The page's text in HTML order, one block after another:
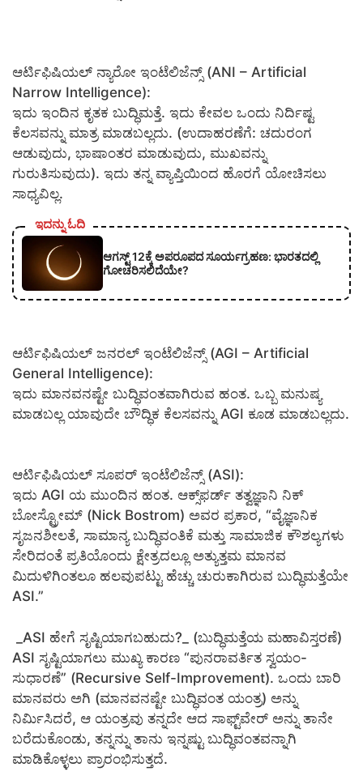
ಆರ್ಟಿಫಿಷಿಯಲ್ ನ್ಯಾರೋ ಇಂಟೆಲಿಜೆನ್ಸ್ (ANI – Artificial
Narrow Intelligence):
ಇದು ಇಂದಿನ ಕೃತಕ ಬುದ್ಧಿಮತ್ತೆ. ಇದು ಕೇವಲ ಒಂದು ನಿರ್ದಿಷ್ಟ
ಕೆಲಸವನ್ನು ಮಾತ್ರ ಮಾಡಬಲ್ಲದು. (ಉದಾಹರಣೆಗೆ: ಚದುರಂಗ
ಆಡುವುದು, ಭಾಷಾಂತರ ಮಾಡುವುದು, ಮುಖವನ್ನು
ಗುರುತಿಸುವುದು). ಇದು ತನ್ನ ವ್ಯಾಪ್ತಿಯಿಂದ ಹೊರಗೆ ಯೋಚಿಸಲು
ಸಾಧ್ಯವಿಲ್ಲ.
ಇದನ್ನು ಓದಿ
ಆಗಸ್ಟ್ 12ಕ್ಕೆ ಅಪರೂಪದ ಸೂರ್ಯಗ್ರಹಣ: ಭಾರತದಲ್ಲಿ
ಗೋಚರಿಸಲಿದೆಯೇ?
ಆರ್ಟಿಫಿಷಿಯಲ್ ಜನರಲ್ ಇಂಟೆಲಿಜೆನ್ಸ್ (AGI – Artificial
General Intelligence):
ಇದು ಮಾನವನಷ್ಟೇ ಬುದ್ಧಿವಂತವಾಗಿರುವ ಹಂತ. ಒಬ್ಬ ಮನುಷ್ಯ
ಮಾಡಬಲ್ಲ ಯಾವುದೇ ಬೌದ್ಧಿಕ ಕೆಲಸವನ್ನು AGI ಕೂಡ ಮಾಡಬಲ್ಲದು.
ಆರ್ಟಿಫಿಷಿಯಲ್ ಸೂಪರ್ ಇಂಟೆಲಿಜೆನ್ಸ್ (ASI):
ಇದು AGI ಯ ಮುಂದಿನ ಹಂತ. ಆಕ್ಸ್‌ಫರ್ಡ್ ತತ್ವಜ್ಞಾನಿ ನಿಕ್
ಬೋಸ್ಟ್ರೋಮ್ (Nick Bostrom) ಅವರ ಪ್ರಕಾರ, “ವೈಜ್ಞಾನಿಕ
ಸೃಜನಶೀಲತೆ, ಸಾಮಾನ್ಯ ಬುದ್ಧಿವಂತಿಕೆ ಮತ್ತು ಸಾಮಾಜಿಕ ಕೌಶಲ್ಯಗಳು
ಸೇರಿದಂತೆ ಪ್ರತಿಯೊಂದು ಕ್ಷೇತ್ರದಲ್ಲೂ ಅತ್ಯುತ್ತಮ ಮಾನವ
ಮಿದುಳಿಗಿಂತಲೂ ಹಲವುಪಟ್ಟು ಹೆಚ್ಚು ಚುರುಕಾಗಿರುವ ಬುದ್ಧಿಮತ್ತೆಯೇ
ASI.”
​ _ASI ಹೇಗೆ ಸೃಷ್ಟಿಯಾಗಬಹುದು?_ (ಬುದ್ಧಿಮತ್ತೆಯ ಮಹಾವಿಸ್ತರಣೆ)
​ASI ಸೃಷ್ಟಿಯಾಗಲು ಮುಖ್ಯ ಕಾರಣ “ಪುನರಾವರ್ತಿತ ಸ್ವಯಂ-
ಸುಧಾರಣೆ” (Recursive Self-Improvement). ಒಂದು ಬಾರಿ
ಮಾನವರು ಅಗಿ (ಮಾನವನಷ್ಟೇ ಬುದ್ಧಿವಂತ ಯಂತ್ರ) ಅನ್ನು
ನಿರ್ಮಿಸಿದರೆ, ಆ ಯಂತ್ರವು ತನ್ನದೇ ಆದ ಸಾಫ್ಟ್‌ವೇರ್ ಅನ್ನು ತಾನೇ
ಬರೆದುಕೊಂಡು, ತನ್ನನ್ನು ತಾನು ಇನ್ನಷ್ಟು ಬುದ್ಧಿವಂತವನ್ನಾಗಿ
ಮಾಡಿಕೊಳ್ಳಲು ಪ್ರಾರಂಭಿಸುತ್ತದೆ.